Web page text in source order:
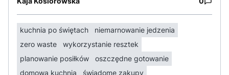
kuchnia po świętach
niemarnowanie jedzenia
zero waste
wykorzystanie resztek
planowanie posiłków
oszczędne gotowanie
domowa kuchnia
świadome zakupy